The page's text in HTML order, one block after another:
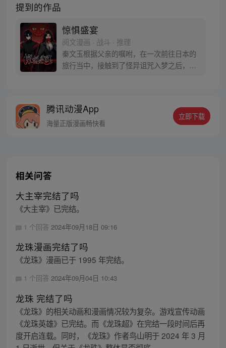
提到的作品
惊惧盛宴
阅文漫画 · 战斗 · 推理
秦文玉根据父亲的嘱咐，在一次前往日本的
旅行当中，接触到了怪异诅咒入梦之后，发
面，下次诅咒开始前会被祭宴主持者灵媒点
名参与。只有得到九枚九眼勾玉，才能结束
腾讯动漫App
海量正版漫画畅快看
立即下载
相关问答
大主宰完结了吗
《大主宰》已完结。
1 个回答 2024年09月18日 09:16
龙珠漫画完结了吗
《龙珠》漫画已于 1995 年完结。
1 个回答 2024年09月04日 10:43
龙珠 完结了吗
《龙珠》的相关动画和漫画情况较为复杂。游戏宣传动画
《龙珠英雄》已完结。而《龙珠超》在完结一段时间后再
度开启连载。同时，《龙珠》作者鸟山明于 2024 年 3 月